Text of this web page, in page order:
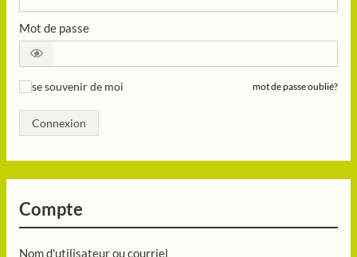
Mot de passe
se souvenir de moi mot de passe oublié?
Connexion
Compte
Nom d'utilisateur ou courriel